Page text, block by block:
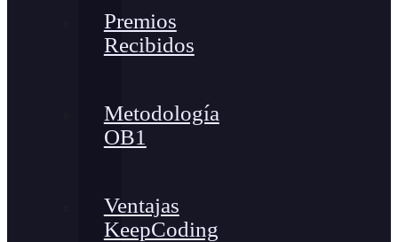
Premios
Recibidos
Metodología
OB1
Ventajas
KeepCoding